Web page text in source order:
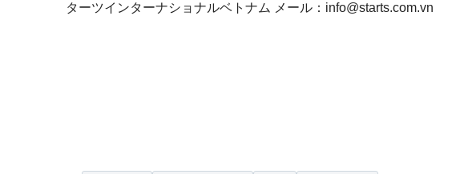
ターツインターナショナルベトナム メール： info@starts.com.vn